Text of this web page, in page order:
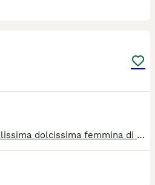
Disponibile da subito, bellissima dolcissima femmina di Maine Coon nel colore blu con bianco Nata il 25/2/2026 Si cede con doppio vaccino , sverminata , test genetici propri , microchip e passaggio di proprietà , pedigree AFSI riconosciuto Wcf da riproduzione (SOLO ALLEVAMENTI CON AFFISSO ) kit puppy e kit giochini. Genitori testati per le maggiori malattie genetiche HCM , SMA, PkDdef Ecocardio nella norma Fiv felv negativi I cuccioli crescono in un ambiente famigliare a stretto contatto con bambini e altri animali, abituati alla lettiera , tira graffi, zona esterna in sicurezza. Si può visionare i cuccioli in allevamento solo su appuntamento per la tutela dei piccoli e non prima delle 8 psettimane. Rimaniamo a disposizione per qualsiasi dubbio o informazione sia prima che dopo la cessione. Il prezzo è adeguato al valore riproduttivo della cucciola e non è paragonabile a quello di un soggetto da compagnia.